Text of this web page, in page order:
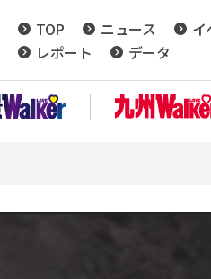
TOP ニュース イ
レポート
データ